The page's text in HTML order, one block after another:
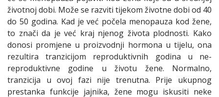
životnoj dobi. Može se razviti tijekom životne dobi od 40
do 50 godina. Kad je već počela menopauza kod žene,
to znači da je već kraj njenog života plodnosti. Kako
donosi promjene u proizvodnji hormona u tijelu, ona
rezultira tranzicijom reproduktivnih godina u ne-
reproduktivne godine u životu žene. Normalno,
tranzicija u ovoj fazi nije trenutna. Prije ukupnog
prestanka funkcije jajnika, žene mogu iskusiti neke